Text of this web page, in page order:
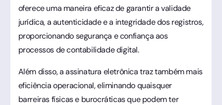
oferece uma maneira eficaz de garantir a validade
jurídica, a autenticidade e a integridade dos registros,
proporcionando segurança e confiança aos
processos de contabilidade digital.
Além disso, a assinatura eletrônica traz também mais
eficiência operacional, eliminando quaisquer
barreiras físicas e burocráticas que podem ter